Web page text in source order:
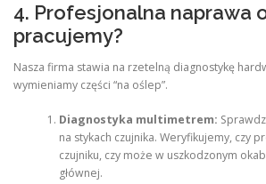
4. Profesjonalna naprawa
pracujemy?
Nasza firma stawia na rzetelną diagnostykę
wymieniamy części “na oślep”.
Diagnostyka multimetrem:
na stykach czujnika. Weryfikujemy, czy
czujniku, czy może w uszkodzonym
głównej.